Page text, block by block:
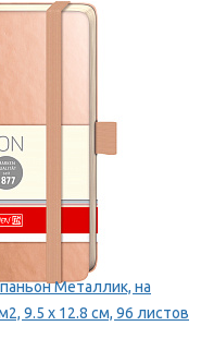
Металлик, на
9.5 х 12.8 см, 96 листов